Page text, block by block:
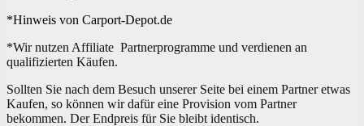
*Hinweis von Carport-Depot.de
*Wir nutzen Affiliate Partnerprogramme und verdienen an
qualifizierten Käufen.
Sollten Sie nach dem Besuch unserer Seite bei einem Partner etwas
Kaufen, so können wir dafür eine Provision vom Partner
bekommen. Der Endpreis für Sie bleibt identisch.